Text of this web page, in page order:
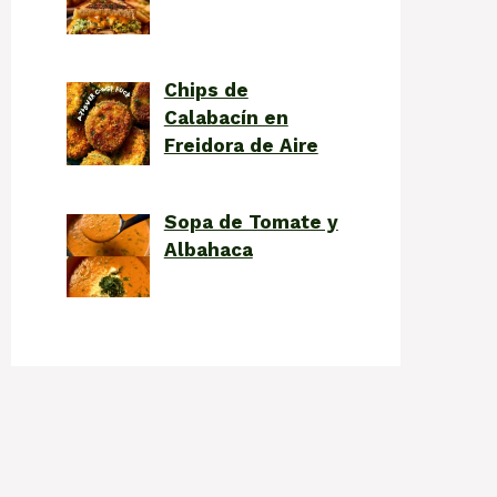
Chips de
Calabacín en
Freidora de Aire
Sopa de Tomate y
Albahaca